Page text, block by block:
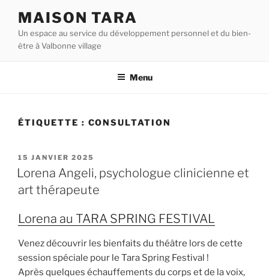
contenu
principal
MAISON TARA
Un espace au service du développement personnel et du bien-
être à Valbonne village
Menu
ÉTIQUETTE : CONSULTATION
PUBLIÉ
LE
15 JANVIER 2025
Lorena Angeli, psychologue clinicienne et
art thérapeute
Lorena au TARA SPRING FESTIVAL
Venez découvrir les bienfaits du théâtre lors de cette
session spéciale pour le Tara Spring Festival !
Après quelques échauffements du corps et de la voix,